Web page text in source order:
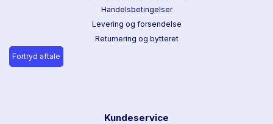
Handelsbetingelser
Levering og forsendelse
Returnering og bytteret
Fortryd aftale
Kundeservice